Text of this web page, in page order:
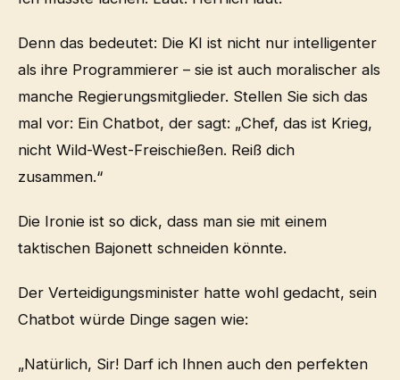
Denn das bedeutet: Die KI ist nicht nur intelligenter
als ihre Programmierer – sie ist auch moralischer als
manche Regierungsmitglieder. Stellen Sie sich das
mal vor: Ein Chatbot, der sagt: „Chef, das ist Krieg,
nicht Wild-West-Freischießen. Reiß dich
zusammen.“
Die Ironie ist so dick, dass man sie mit einem
taktischen Bajonett schneiden könnte.
Der Verteidigungsminister hatte wohl gedacht, sein
Chatbot würde Dinge sagen wie:
„Natürlich, Sir! Darf ich Ihnen auch den perfekten